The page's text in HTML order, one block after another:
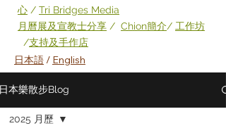
心 / Tri Bridges Media
月 曆展及宣教士分享 ​ / Chion簡介/ 工作坊
/支持及手作店
日本語 / English
本樂散步Blog
2025 月歷